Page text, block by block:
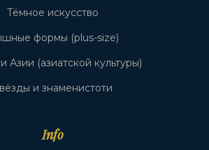
Тёмное искусство
формы (plus-size)
Азии (азиатской культуры)
и знаменистоти
Info